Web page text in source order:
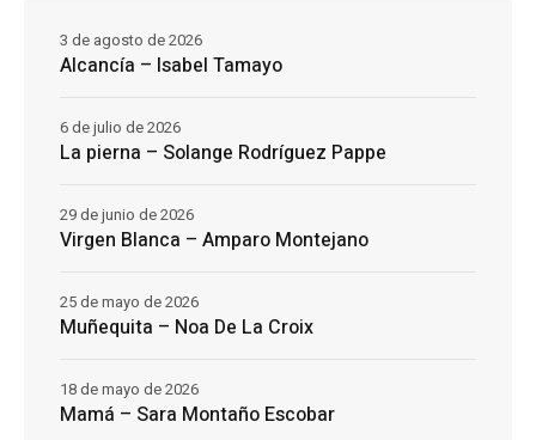
Alcancía – Isabel Tamayo
3 de agosto de 2026
La pierna – Solange Rodríguez Pappe
6 de julio de 2026
Virgen Blanca – Amparo Montejano
29 de junio de 2026
Muñequita – Noa De La Croix
25 de mayo de 2026
Mamá – Sara Montaño Escobar
18 de mayo de 2026